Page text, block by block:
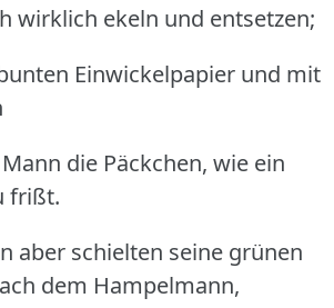
wirklich ekeln und entsetzen;
Einwickelpapier und mit
die Päckchen, wie ein
frißt.
aber schielten seine grünen
dem Hampelmann,